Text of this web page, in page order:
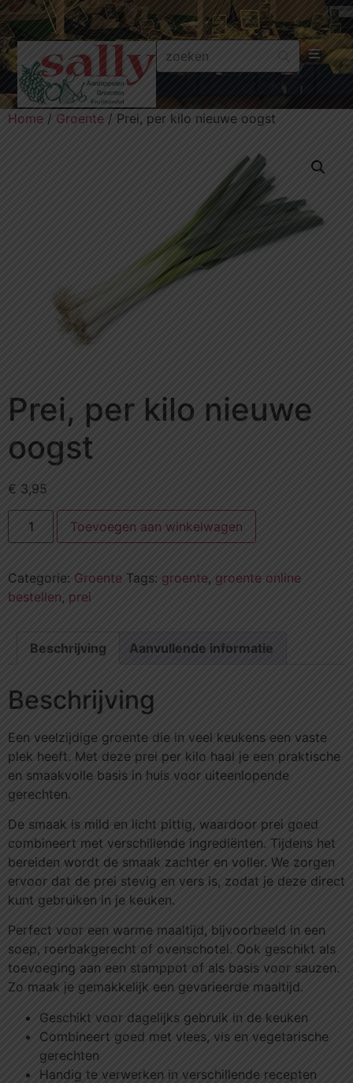
Home / Groente / Prei, per kilo nieuwe oogst
Prei, per kilo nieuwe
oogst
€ 3,95
Toevoegen aan winkelwagen
Categorie: Groente Tags: groente, groente online
bestellen, prei
Beschrijving Aanvullende informatie
Beschrijving
Een veelzijdige groente die in veel keukens een vaste
plek heeft. Met deze prei per kilo haal je een praktische
en smaakvolle basis in huis voor uiteenlopende
gerechten.
De smaak is mild en licht pittig, waardoor prei goed
combineert met verschillende ingrediënten. Tijdens het
bereiden wordt de smaak zachter en voller. We zorgen
ervoor dat de prei stevig en vers is, zodat je deze direct
kunt gebruiken in je keuken.
Perfect voor een warme maaltijd, bijvoorbeeld in een
soep, roerbakgerecht of ovenschotel. Ook geschikt als
toevoeging aan een stamppot of als basis voor sauzen.
Zo maak je gemakkelijk een gevarieerde maaltijd.
Geschikt voor dagelijks gebruik in de keuken
Combineert goed met vlees, vis en vegetarische
gerechten
Handig te verwerken in verschillende recepten